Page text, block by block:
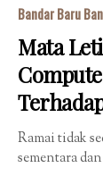
Bandar Baru
Mata
Ramai tidak
sementara